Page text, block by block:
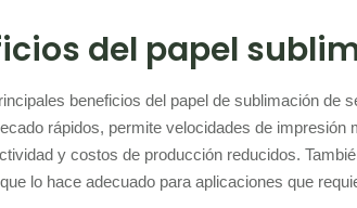
del papel
beneficios del papel de sublimación de
rápidos, permite velocidades de
y costos de producción reducidos.
lo hace adecuado para aplicaciones que